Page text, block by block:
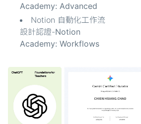
Academy: Advanced
Notion 自動化工作流
設計認證-Notion
Academy: Workflows